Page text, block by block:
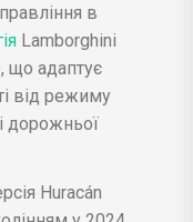
в
Lamborghini
що адаптує
від режиму
дорожньої
Huracán